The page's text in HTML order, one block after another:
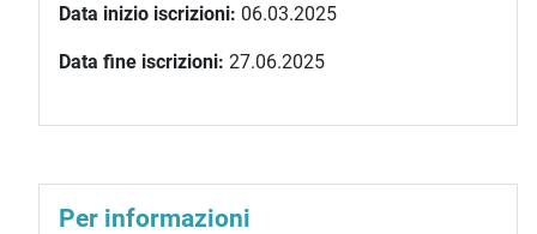
Data inizio iscrizioni: 06.03.2025
Data fine iscrizioni: 27.06.2025
Per informazioni